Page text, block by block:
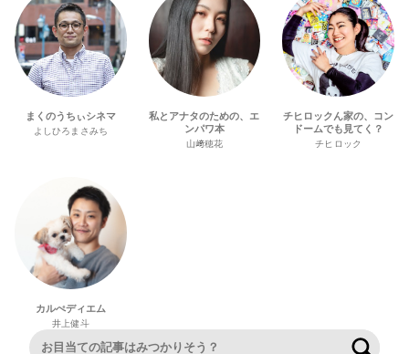
まくのうちぃシネマ
よしひろまさみち
私とアナタのための、エ
ンパワ本
山﨑穂花
チヒロックん家の、コン
ドームでも見てく？
チヒロック
カルぺディエム
井上健斗